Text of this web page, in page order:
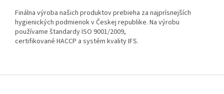
Finálna výroba našich produktov prebieha za najprísnejších
hygienických podmienok v Českej republike. Na výrobu
používame štandardy ISO 9001/2009,
certifikované HACCP a systém kvality IFS.